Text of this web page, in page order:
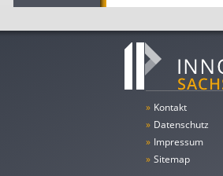
» Kontakt
» Datenschutz
» Impressum
» Sitemap